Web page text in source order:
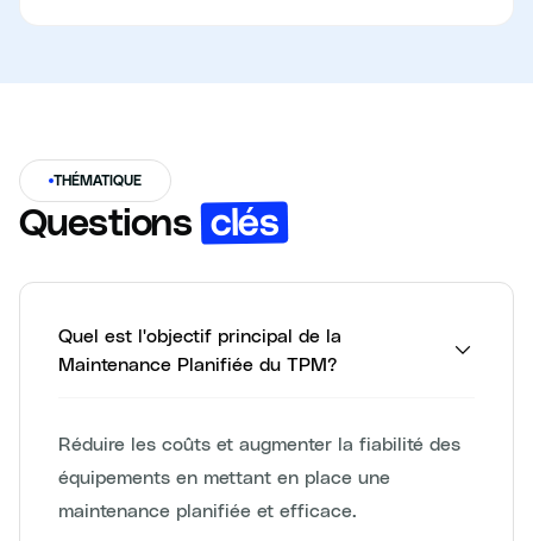
THÉMATIQUE
Questions clés
Quel est l'objectif principal de la
Maintenance Planifiée du TPM?
Réduire les coûts et augmenter la fiabilité des
équipements en mettant en place une
maintenance planifiée et efficace.